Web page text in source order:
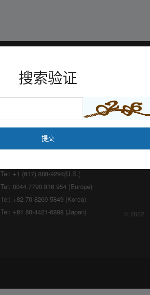
海外：
Tel: +1 (617) 888-9294(U.S.)
Tel: 0044 7790 816 954 (Europe)
Tel: +82 70-8269-5849 (Korea)
Tel: +81 80-4421-6898 (Japan)
© 2022
搜索验证